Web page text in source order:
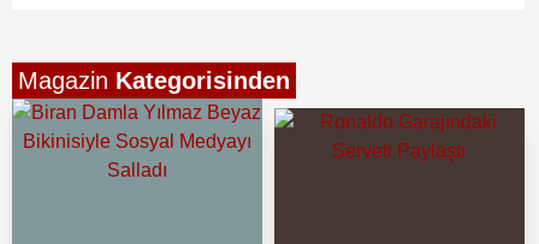
Magazin Kategorisinden